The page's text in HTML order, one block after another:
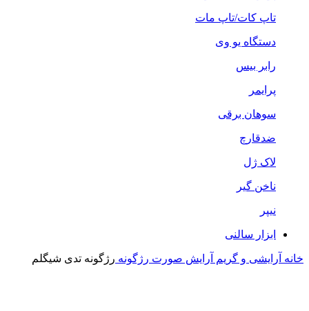
تاپ کات/تاپ مات
دستگاه یو وی
رابر بیس
پرایمر
سوهان برقی
ضدقارچ
لاک ژل
ناخن گیر
نیپر
ابزار سالنی
خانه آرایشی و گریم آرایش صورت رژگونه رژگونه تدی شیگلم